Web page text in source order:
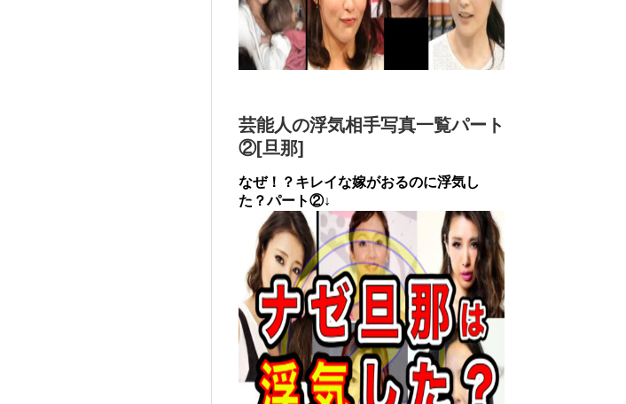
芸能人の浮気相手写真一覧パート
②[旦那]
なぜ！？キレイな嫁がおるのに浮気し
た？パート②↓